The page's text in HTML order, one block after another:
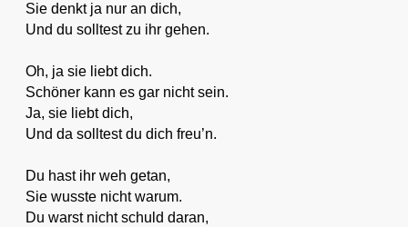
Sie denkt ja nur an dich,
Und du solltest zu ihr gehen.
Oh, ja sie liebt dich.
Schöner kann es gar nicht sein.
Ja, sie liebt dich,
Und da solltest du dich freu’n.
Du hast ihr weh getan,
Sie wusste nicht warum.
Du warst nicht schuld daran,